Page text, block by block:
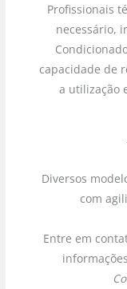
Profissionais
necessário,
capacidade de
a utilização
Diversos
com
Entre em